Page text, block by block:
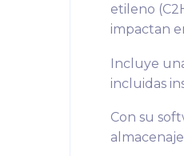
etileno
impactan
Incluye
incluidas
Con su